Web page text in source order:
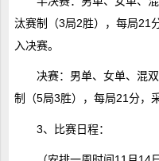
汰赛制（3局2胜），每局21
入决赛。
决赛：男单、女单、混
制（5局3胜），每局21分，
3、比赛日程：